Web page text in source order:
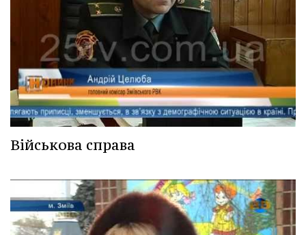
Військова справа